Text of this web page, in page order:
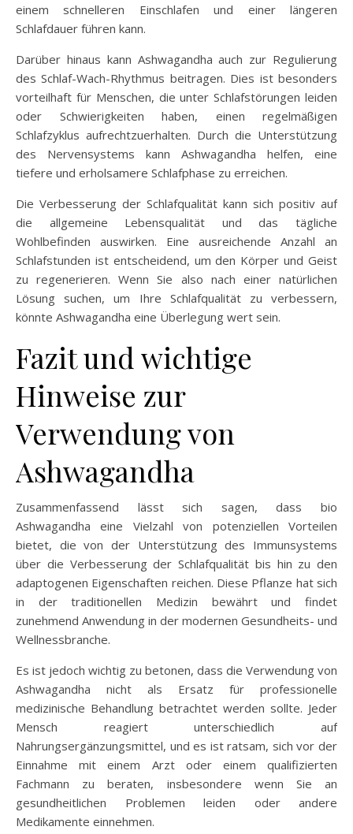
einem schnelleren Einschlafen und einer längeren
Schlafdauer führen kann.
Darüber hinaus kann Ashwagandha auch zur Regulierung
des Schlaf-Wach-Rhythmus beitragen. Dies ist besonders
vorteilhaft für Menschen, die unter Schlafstörungen leiden
oder Schwierigkeiten haben, einen regelmäßigen
Schlafzyklus aufrechtzuerhalten. Durch die Unterstützung
des Nervensystems kann Ashwagandha helfen, eine
tiefere und erholsamere Schlafphase zu erreichen.
Die Verbesserung der Schlafqualität kann sich positiv auf
die allgemeine Lebensqualität und das tägliche
Wohlbefinden auswirken. Eine ausreichende Anzahl an
Schlafstunden ist entscheidend, um den Körper und Geist
zu regenerieren. Wenn Sie also nach einer natürlichen
Lösung suchen, um Ihre Schlafqualität zu verbessern,
könnte Ashwagandha eine Überlegung wert sein.
Fazit und wichtige
Hinweise zur
Verwendung von
Ashwagandha
Zusammenfassend lässt sich sagen, dass bio
Ashwagandha eine Vielzahl von potenziellen Vorteilen
bietet, die von der Unterstützung des Immunsystems
über die Verbesserung der Schlafqualität bis hin zu den
adaptogenen Eigenschaften reichen. Diese Pflanze hat sich
in der traditionellen Medizin bewährt und findet
zunehmend Anwendung in der modernen Gesundheits- und
Wellnessbranche.
Es ist jedoch wichtig zu betonen, dass die Verwendung von
Ashwagandha nicht als Ersatz für professionelle
medizinische Behandlung betrachtet werden sollte. Jeder
Mensch reagiert unterschiedlich auf
Nahrungsergänzungsmittel, und es ist ratsam, sich vor der
Einnahme mit einem Arzt oder einem qualifizierten
Fachmann zu beraten, insbesondere wenn Sie an
gesundheitlichen Problemen leiden oder andere
Medikamente einnehmen.